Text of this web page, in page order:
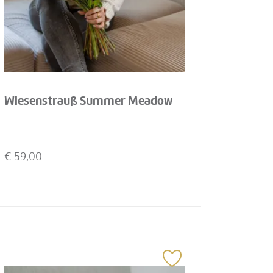
Wiesenstrauß Summer Meadow
€ 59,00